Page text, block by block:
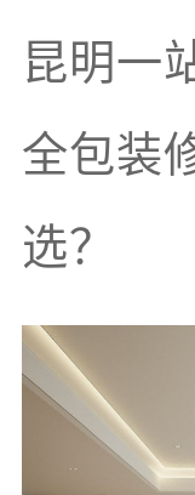
昆明一
全包装
选？